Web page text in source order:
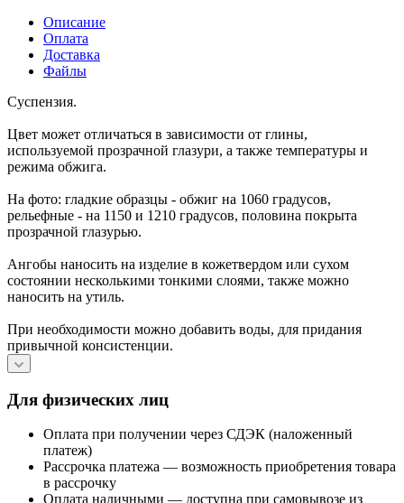
Описание
Оплата
Доставка
Файлы
Суспензия.
Цвет может отличаться в зависимости от глины,
используемой прозрачной глазури, а также температуры и
режима обжига.
На фото: гладкие образцы - обжиг на 1060 градусов,
рельефные - на 1150 и 1210 градусов, половина покрыта
прозрачной глазурью.
Ангобы наносить на изделие в кожетвердом или сухом
состоянии несколькими тонкими слоями, также можно
наносить на утиль.
При необходимости можно добавить воды, для придания
привычной консистенции.
Для физических лиц
Оплата при получении через СДЭК (наложенный
платеж)
Рассрочка платежа — возможность приобретения товара
в рассрочку
Оплата наличными — доступна при самовывозе из